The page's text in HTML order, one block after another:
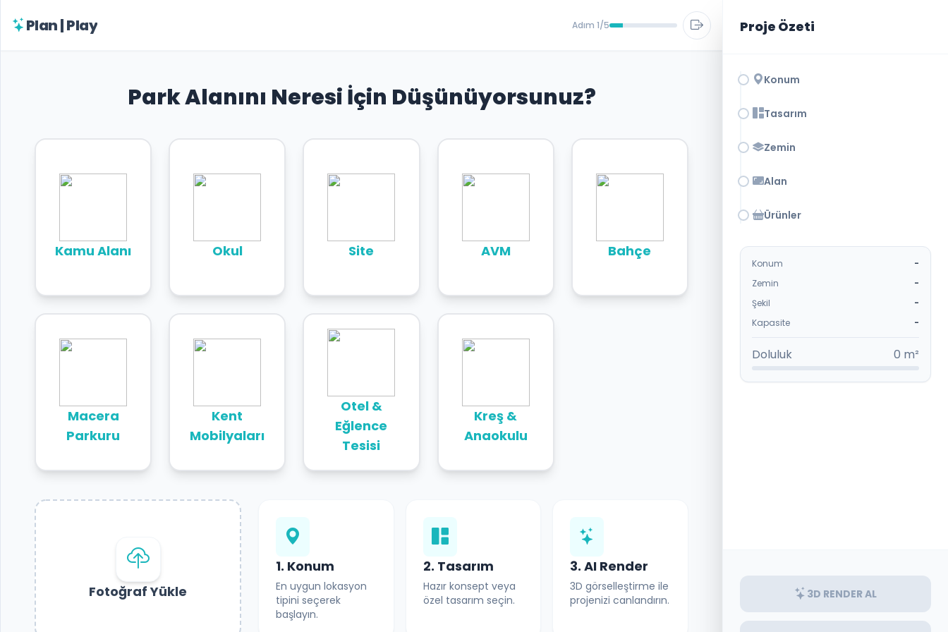
Plan
OYUN
OYUN
TIRMANMA
ELEMANLARI
OYUN
OUTDOOR
FITNESS
EKIPMANLARI
KENT
MOBILYALARI
EXTREME
SPORTS
Plan | Play Adım 1/5
Park Alanını Neresi İçin Düşünüyorsunuz?
Kamu Alanı Okul Site AVM Bahçe
Macera
Parkuru
Kent
Mobilyaları
Otel &
Eğlence
Tesisi
Kreş &
Anaokulu
Fotoğraf Yükle
1. Konum
En uygun lokasyon
tipini seçerek
başlayın.
2. Tasarım
Hazır konsept veya
özel tasarım seçin.
3. AI Render
3D görselleştirme ile
projenizi canlandırın.
Proje Özeti
Konum
Tasarım
Zemin
Alan
Ürünler
Konum
-
Zemin
-
Şekil
-
Kapasite
-
Doluluk 0 m²
3D RENDER AL